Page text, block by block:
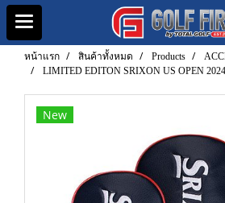
หน้าแรก สินค้าทั้งหมด Products
LIMITED EDITON SRIXON US OPEN
New